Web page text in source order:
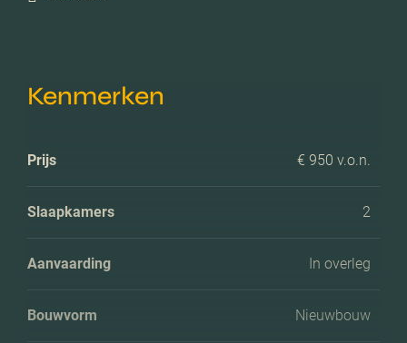
Kenmerken
Prijs € 950 v.o.n.
Slaapkamers 2
Aanvaarding In overleg
Bouwvorm Nieuwbouw